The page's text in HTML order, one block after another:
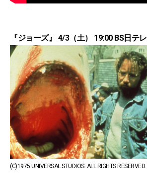
『ジョーズ』 4/3（土） 19:00 BS日テレ
(C)1975 UNIVERSAL STUDIOS. ALL RIGHTS RESERVED.